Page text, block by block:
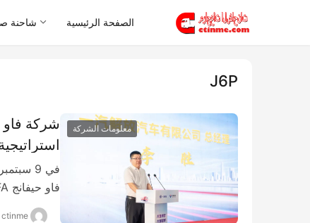
الصفحة الرئيسية شاحنة
J6P
معلومات الشركة
LNG في 9
فاو حيفانج FA…
ctinme